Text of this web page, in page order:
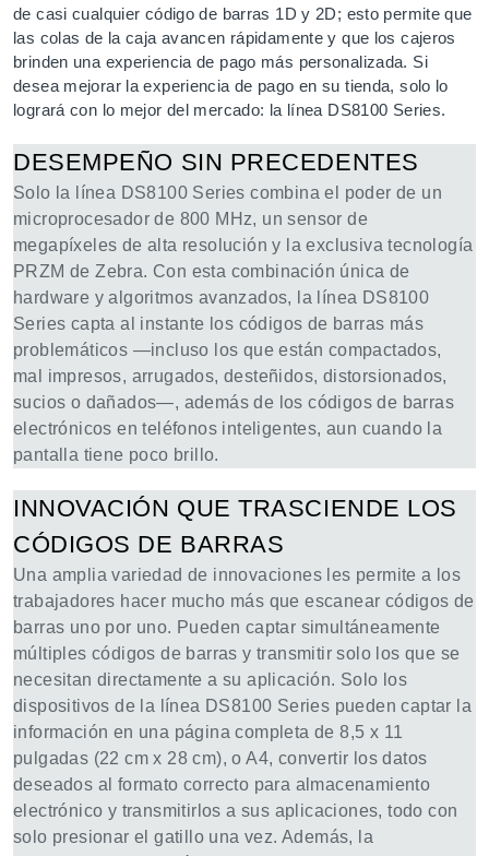
de casi cualquier código de barras 1D y 2D; esto permite que
las colas de la caja avancen rápidamente y que los cajeros
brinden una experiencia de pago más personalizada. Si
desea mejorar la experiencia de pago en su tienda, solo lo
logrará con lo mejor del mercado: la línea DS8100 Series.
DESEMPEÑO SIN PRECEDENTES
Solo la línea DS8100 Series combina el poder de un
microprocesador de 800 MHz, un sensor de
megapíxeles de alta resolución y la exclusiva tecnología
PRZM de Zebra. Con esta combinación única de
hardware y algoritmos avanzados, la línea DS8100
Series capta al instante los códigos de barras más
problemáticos —incluso los que están compactados,
mal impresos, arrugados, desteñidos, distorsionados,
sucios o dañados—, además de los códigos de barras
electrónicos en teléfonos inteligentes, aun cuando la
pantalla tiene poco brillo.
INNOVACIÓN QUE TRASCIENDE LOS
CÓDIGOS DE BARRAS
Una amplia variedad de innovaciones les permite a los
trabajadores hacer mucho más que escanear códigos de
barras uno por uno. Pueden captar simultáneamente
múltiples códigos de barras y transmitir solo los que se
necesitan directamente a su aplicación. Solo los
dispositivos de la línea DS8100 Series pueden captar la
información en una página completa de 8,5 x 11
pulgadas (22 cm x 28 cm), o A4, convertir los datos
deseados al formato correcto para almacenamiento
electrónico y transmitirlos a sus aplicaciones, todo con
solo presionar el gatillo una vez. Además, la